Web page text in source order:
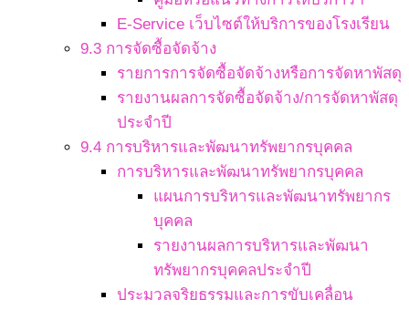
E-Service เว็บไซต์ให้บริการของโรงเรียน
9.3 การจัดซื้อจัดจ้าง
รายการการจัดซื้อจัดจ้างหรือการจัดหาพัสดุ
รายงานผลการจัดซื้อจัดจ้าง/การจัดหาพัสดุ
ประจำปี
9.4 การบริหารและพัฒนาทรัพยากรบุคคล
การบริหารและพัฒนาทรัพยากรบุคคล
แผนการบริหารและพัฒนาทรัพยากร
บุคคล
รายงานผลการบริหารและพัฒนา
ทรัพยากรบุคคลประจำปี
ประมวลจริยธรรมและการขับเคลื่อน